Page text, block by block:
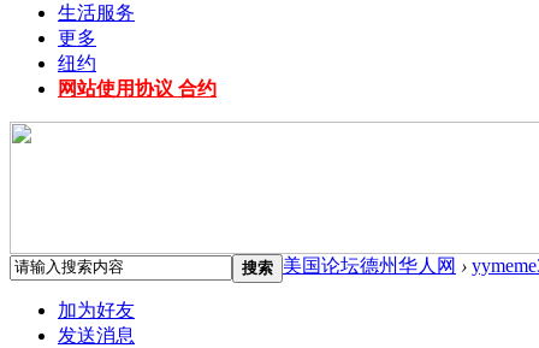
生活服务
更多
纽约
网站使用协议 合约
搜索 美国论坛德州华人网 ›
加为好友
发送消息